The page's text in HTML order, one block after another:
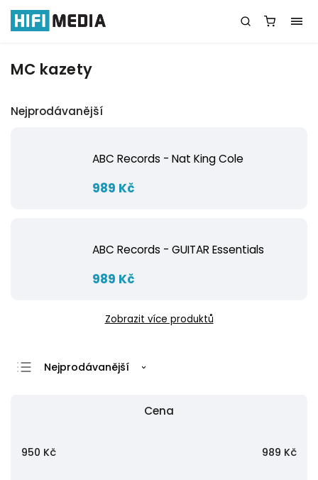
MC kazety
Nejprodávanější
ABC Records - Nat King Cole
989 Kč
ABC Records - GUITAR Essentials
989 Kč
Zobrazit více produktů
Nejprodávanější
Cena
950 Kč 989 Kč